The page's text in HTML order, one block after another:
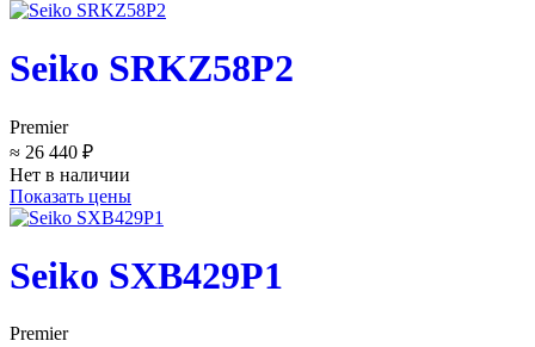
Seiko SRKZ58P2
Premier
≈ 26 440 ₽
Нет в наличии
Показать цены
Seiko SXB429P1
Premier